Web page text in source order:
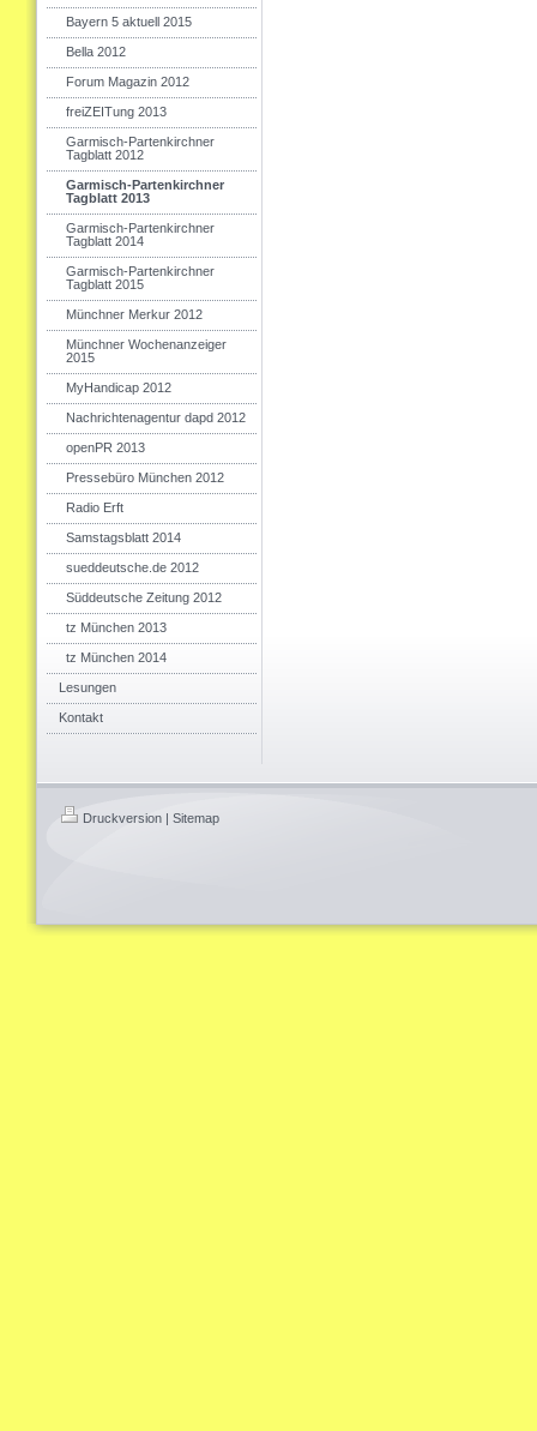
Bayern 5 aktuell 2015
Bella 2012
Forum Magazin 2012
freiZEITung 2013
Garmisch-Partenkirchner
Tagblatt 2012
Garmisch-Partenkirchner
Tagblatt 2013
Garmisch-Partenkirchner
Tagblatt 2014
Garmisch-Partenkirchner
Tagblatt 2015
Münchner Merkur 2012
Münchner Wochenanzeiger
2015
MyHandicap 2012
Nachrichtenagentur dapd 2012
openPR 2013
Pressebüro München 2012
Radio Erft
Samstagsblatt 2014
sueddeutsche.de 2012
Süddeutsche Zeitung 2012
tz München 2013
tz München 2014
Lesungen
Kontakt
Druckversion | Sitemap